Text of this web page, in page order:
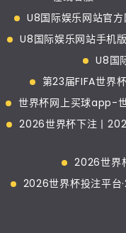
U8国际娱乐网站官
U8国际娱乐网站手机
U8国
第23届FIFA世界
世界杯网上买球app-
2026世界杯下注丨
2026世界
2026世界杯投注平台